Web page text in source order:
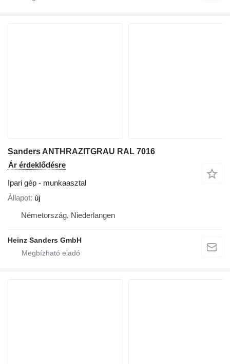
Sanders ANTHRAZITGRAU RAL 7016
Ár érdeklődésre
Ipari gép - munkaasztal
Állapot új
Németország, Niederlangen
Heinz Sanders GmbH